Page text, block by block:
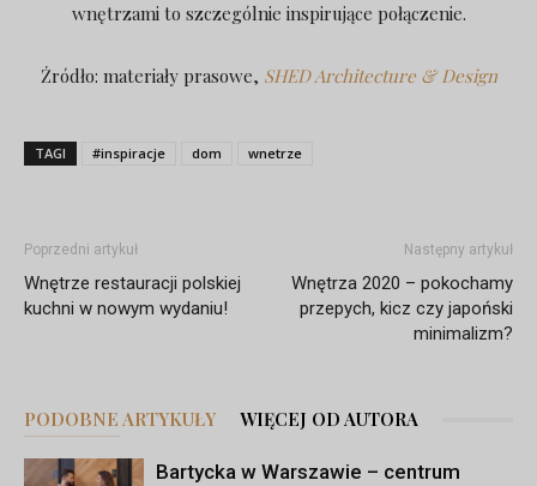
wnętrzami to szczególnie inspirujące połączenie.
Źródło: materiały prasowe, SHED Architecture & Design
TAGI #inspiracje dom wnetrze
Poprzedni artykuł
Wnętrze restauracji polskiej
kuchni w nowym wydaniu!
Następny artykuł
Wnętrza 2020 – pokochamy
przepych, kicz czy japoński
minimalizm?
PODOBNE ARTYKUŁY WIĘCEJ OD AUTORA
Bartycka w Warszawie – centrum